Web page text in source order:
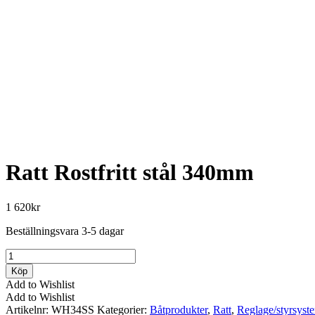
Ratt Rostfritt stål 340mm
1 620kr
Beställningsvara 3-5 dagar
Ratt
Rostfritt
stål
340mm
mängd
Köp
Add to Wishlist
Add to Wishlist
Artikelnr: WH34SS Kategorier: Båtprodukter, Ratt, Reglage/